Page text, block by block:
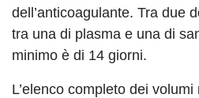
dell’anticoagulante. Tra due
tra una di plasma e una di
minimo è di 14 giorni.
L’elenco completo dei